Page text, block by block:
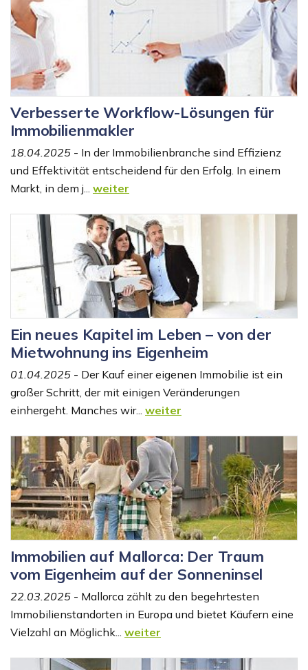
Verbesserte Workflow-Lösungen für
Immobilienmakler
18.04.2025 - In der Immobilienbranche sind Effizienz
und Effektivität entscheidend für den Erfolg. In einem
Markt, in dem j... weiter
Ein neues Kapitel im Leben – von der
Mietwohnung ins Eigenheim
01.04.2025 - Der Kauf einer eigenen Immobilie ist ein
großer Schritt, der mit einigen Veränderungen
einhergeht. Manches wir... weiter
Immobilien auf Mallorca: Der Traum
vom Eigenheim auf der Sonneninsel
22.03.2025 - Mallorca zählt zu den begehrtesten
Immobilienstandorten in Europa und bietet Käufern eine
Vielzahl an Möglichk... weiter